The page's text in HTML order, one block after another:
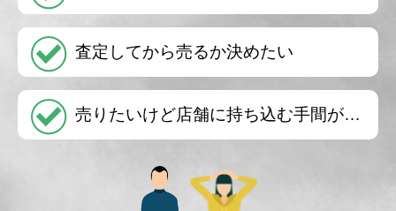
査定してから売るか決めたい
売りたいけど店舗に持ち込む手間が…